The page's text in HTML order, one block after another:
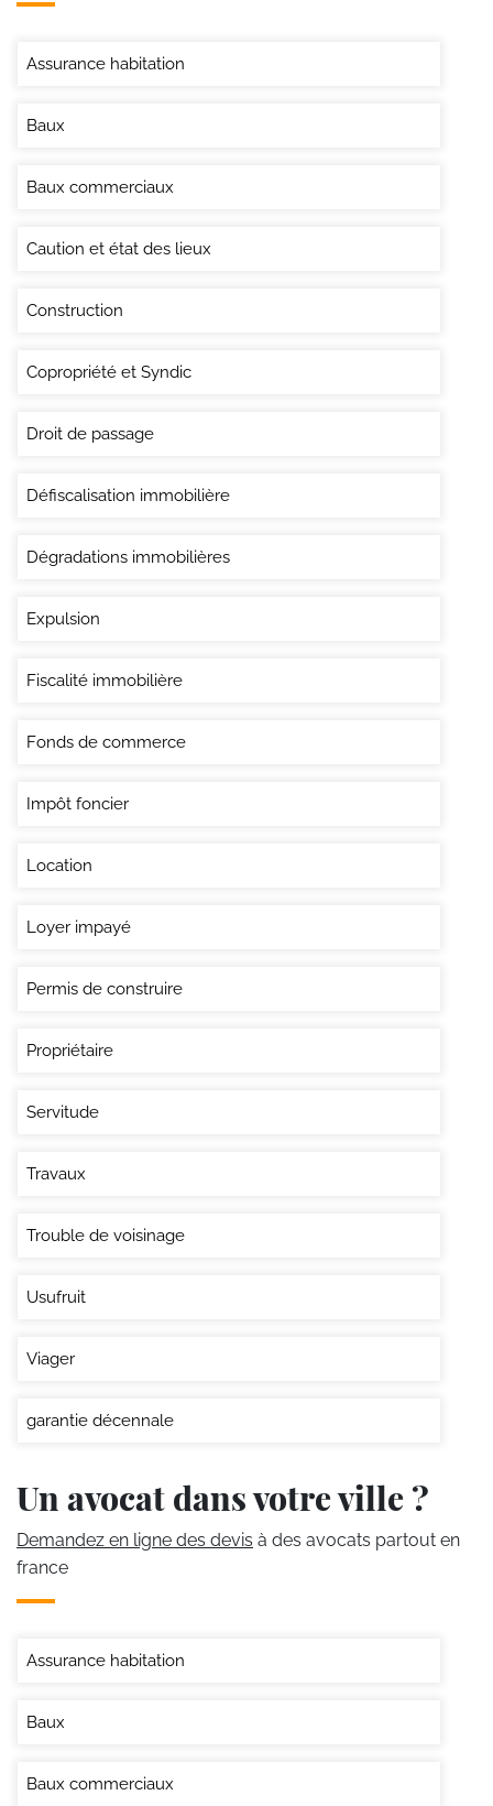
Assurance habitation
Baux
Baux commerciaux
Caution et état des lieux
Construction
Copropriété et Syndic
Droit de passage
Défiscalisation immobilière
Dégradations immobilières
Expulsion
Fiscalité immobilière
Fonds de commerce
Impôt foncier
Location
Loyer impayé
Permis de construire
Propriétaire
Servitude
Travaux
Trouble de voisinage
Usufruit
Viager
garantie décennale
Un avocat dans votre ville ?
Demandez en ligne des devis à des avocats partout en
france
Assurance habitation
Baux
Baux commerciaux